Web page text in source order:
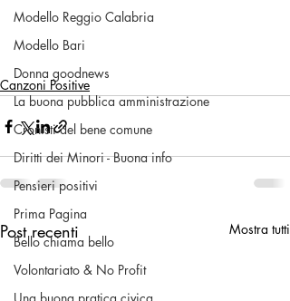
Modello Reggio Calabria
Modello Bari
Donna goodnews
La buona pubblica amministrazione
Cronisti del bene comune
Diritti dei Minori - Buona info
Pensieri positivi
Prima Pagina
Bello chiama bello
Volontariato & No Profit
Canzoni Positive
Post recenti Mostra tutti